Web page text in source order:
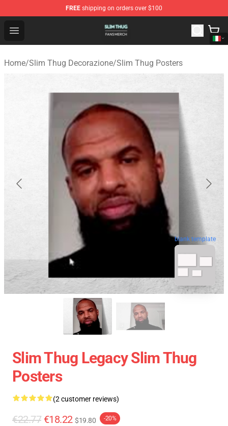
FREE shipping on orders over $100
Open menu
Slim Thug Shop - Official Slim Thug Merchandise Store
Home/Slim Thug Decorazione/Slim Thug Posters
blank template
Slim Thug Legacy Slim Thug
Posters
(2 customer reviews)
€22.77 €18.22 $19.80 -20%